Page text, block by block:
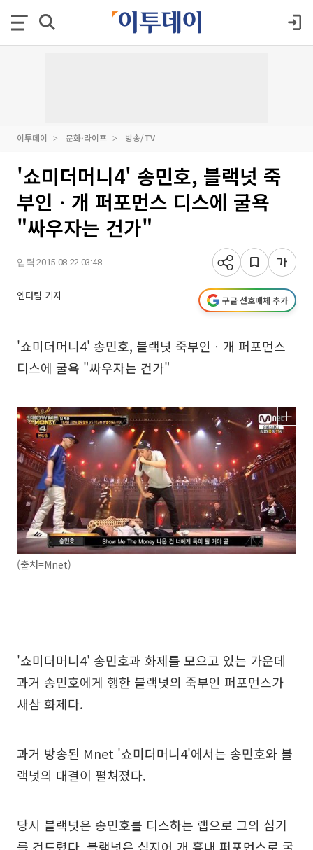
이투데이 문화·라이프 방송/TV
'쇼미더머니4' 송민호, 블랙넛 죽
부인ㆍ개 퍼포먼스 디스에 굴욕
"싸우자는 건가"
입력 2015-08-22 03:48
엔터팀 기자 구글 선호매체 추가
'쇼미더머니4' 송민호, 블랙넛 죽부인ㆍ개 퍼포먼스
디스에 굴욕 "싸우자는 건가"
(출처=Mnet)
'쇼미더머니4' 송민호과 화제를 모으고 있는 가운데
과거 송민호에게 행한 블랙넛의 죽부인 퍼포먼스가
새삼 화제다.
과거 방송된 Mnet '쇼미더머니4'에서는 송민호와 블
랙넛의 대결이 펼쳐졌다.
당시 블랙넛은 송민호를 디스하는 랩으로 그의 심기